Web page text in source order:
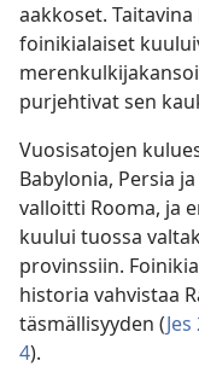
aakkoset.
foinikialaiset
purjehtivat sen
Vuosisatojen
Babylonia, Persia
valloitti Rooma, ja
kuului tuossa
provinssiin.
historia vahvistaa
täsmällisyyden (
4).